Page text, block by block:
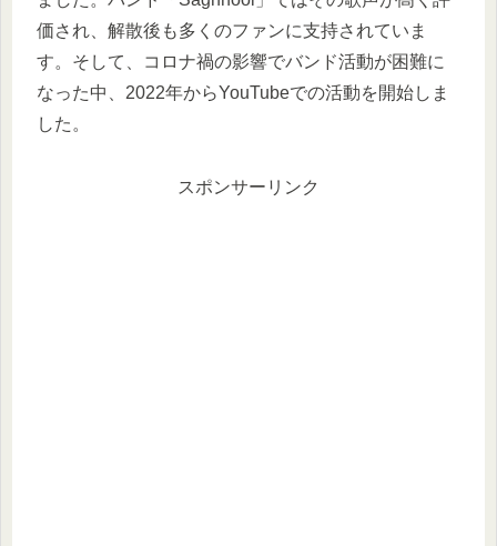
価され、解散後も多くのファンに支持されていま
す。そして、コロナ禍の影響でバンド活動が困難に
なった中、2022年からYouTubeでの活動を開始しま
した。
スポンサーリンク